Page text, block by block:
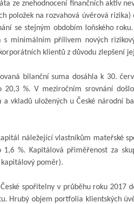
ze znehodnocení finančních aktiv
položek na rozvahová úvěrová
se stejným obdobím loňského
s minimálním přílivem nových
klientů z důvodu zlepšení
bilanční suma dosáhla k 30.
20,3 %. V meziročním srovnání
a vkladů uložených u České národní
náležející vlastníkům mateřské
1,6 %. Kapitálová přiměřenost za
kapitálový poměr).
České spořitelny v průběhu roku
Hrubý objem portfolia klientských